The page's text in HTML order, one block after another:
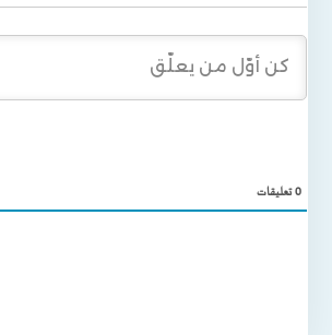
0تعليقات